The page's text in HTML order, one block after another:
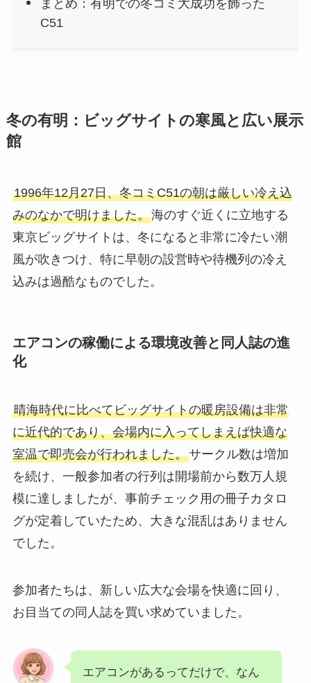
まとめ：有明での冬コミ大成功を飾った
C51
冬の有明：ビッグサイトの寒風と広い展示
館
1996年12月27日、冬コミC51の朝は厳しい冷え込
みのなかで明けました。海のすぐ近くに立地する
東京ビッグサイトは、冬になると非常に冷たい潮
風が吹きつけ、特に早朝の設営時や待機列の冷え
込みは過酷なものでした。
エアコンの稼働による環境改善と同人誌の進
化
晴海時代に比べてビッグサイトの暖房設備は非常
に近代的であり、会場内に入ってしまえば快適な
室温で即売会が行われました。サークル数は増加
を続け、一般参加者の行列は開場前から数万人規
模に達しましたが、事前チェック用の冊子カタロ
グが定着していたため、大きな混乱はありません
でした。
参加者たちは、新しい広大な会場を快適に回り、
お目当ての同人誌を買い求めていました。
エアコンがあるってだけで、なん